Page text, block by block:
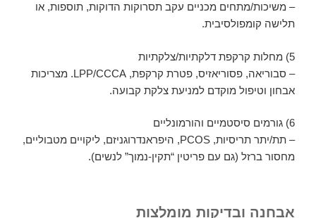
– משיכות/מתחים מכניים עקב תסרוקות הדוקות, תוספות, או
תלישה קומפולסיבית.
5) מחלות קרקפת דלקתיות/צלקתיות
– סבוריאה, פסוריאזיס, פטרת קרקפת, LPP/CCCA. מצריכות
אבחון וטיפול מוקדם למניעת צלקת קבועה.
6) גורמים סיסטמיים והורמונליים
– תת/יתר תריסיות, PCOS, היפראנדרוגניזם, ליקויים מטבוליים,
מחסור ברזל (גם עם פריטין “תקין-נמוך” לנשים).
אבחנה ובדיקות מומלצות